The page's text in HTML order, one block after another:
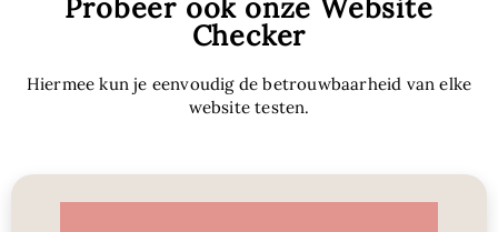
Probeer ook onze Website
Checker
Hiermee kun je eenvoudig de betrouwbaarheid van elke
website testen.